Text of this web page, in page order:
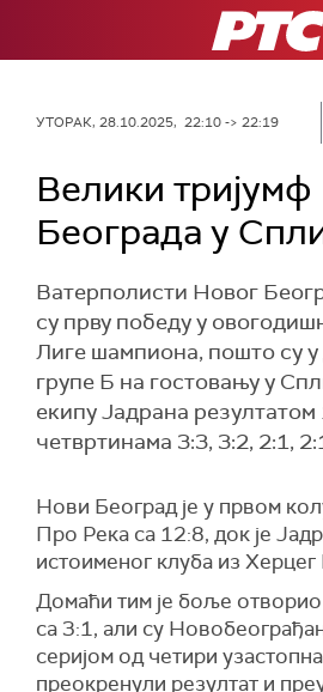
РТС
УТОРАК, 28.10.2025, 22:10 -> 22:19
Велики
Београда у
Ватерполисти Новог
су прву победу у
Лиге шампиона, пошто су у
групе Б на гостовању у
екипу Јадрана резултатом
четвртинама 3:3, 3:2, 2:1,
Нови Београд је у првом
Про Река са 12:8, док је
истоименог клуба из
Домаћи тим је боље
са 3:1, али су
серијом од четири
преокренули резултат и